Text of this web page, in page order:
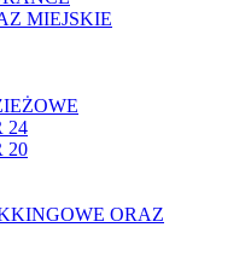
MIEJSKIE
24
20
ORAZ